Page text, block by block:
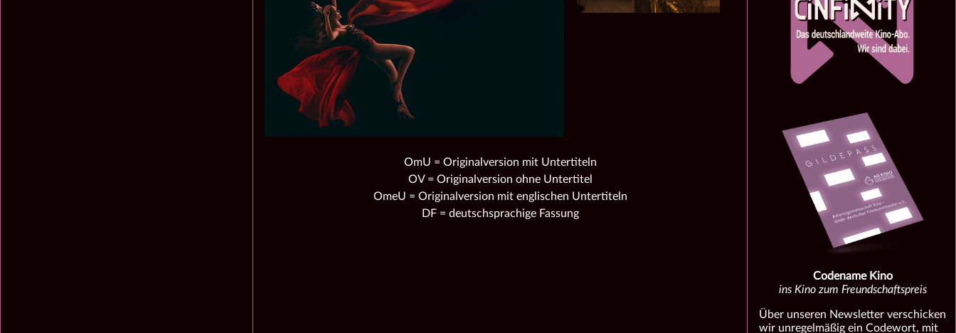
OmU = Originalversion mit Untertiteln
OV = Originalversion ohne Untertitel
OmeU = Originalversion mit englischen Untertiteln
DF = deutschsprachige Fassung
Codename Kino
ins Kino zum Freundschaftspreis
Über unseren Newsletter verschicken
wir unregelmäßig ein Codewort, mit